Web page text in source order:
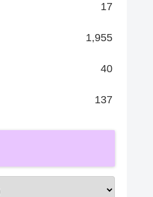
17
1,955
40
137